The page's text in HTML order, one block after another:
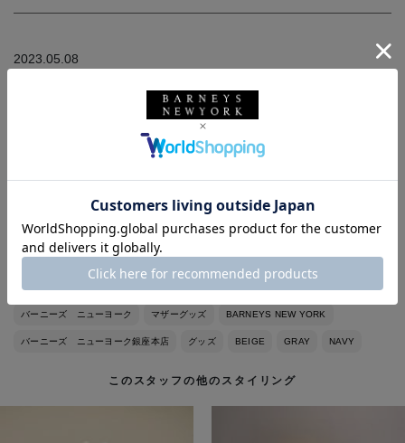
2023.05.08
＜バーニーズ ニューヨーク＞ライオン母子手帳ケース
母子手帳をはじめ診察券やパスポートなど収納力抜群のマルチケ
軽量で持ち運びにも便利、またジャバラ式で使い勝手の良いデザ
インです。
バーニーズ ニューヨーク マザーグッズ BARNEYS NEW YORK
バーニーズ ニューヨーク銀座本店 グッズ BEIGE GRAY NAVY
このスタッフの他のスタイリング